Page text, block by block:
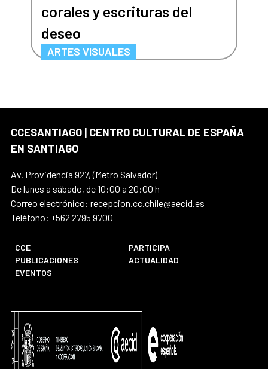
corales y escrituras del
deseo
ARTES VISUALES
CCESANTIAGO | CENTRO CULTURAL DE ESPAÑA
EN SANTIAGO
Av. Providencia 927, (Metro Salvador)
De lunes a sábado, de 10:00 a 20:00 h
Correo electrónico: recepcion.cc.chile@aecid.es
Teléfono: +562 2795 9700
CCE
PARTICIPA
PUBLICACIONES
ACTUALIDAD
EVENTOS